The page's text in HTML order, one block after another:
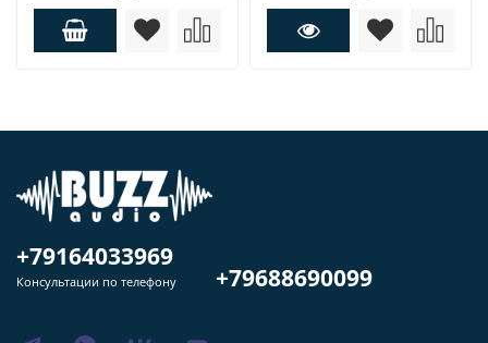
+79164033969
Консультации по телефону +79688690099